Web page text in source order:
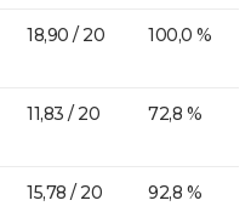
18,90 / 20 100,0 %
11,83 / 20 72,8 %
15,78 / 20 92,8 %